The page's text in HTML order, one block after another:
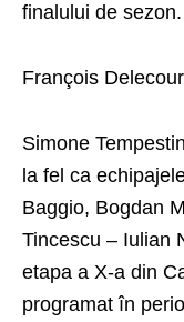
finalului de sezon.
François
Simone
la fel ca
Baggio, Bogdan
Tincescu – Iulian
etapa a X-a din
programat în